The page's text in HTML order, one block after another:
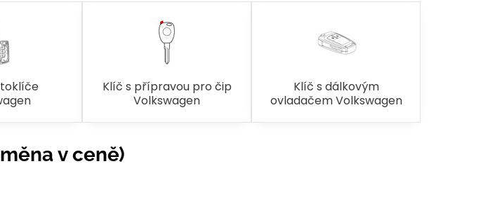
Klíč s přípravou pro čip
Volkswagen
Klíč s dálkovým
ovladačem Volkswagen
v ceně)